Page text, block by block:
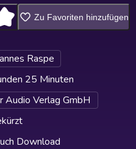
Zu Favoriten hinzufügen
Raspe
25 Minuten
Audio Verlag GmbH
Download